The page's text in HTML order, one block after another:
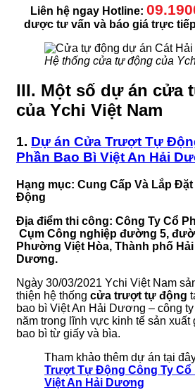
Liên hệ ngay Hotline:
dược tư vấn và báo giá trực
Hệ thống cửa tự động của
III. Một số dự án cửa
của Ychi Việt Nam
1. Dự án Cửa Trượt Tự
Phần Bao Bì Việt An Hải
Hạng mục: Cung Cấp Và Lắp Đặt
Động
Địa điểm thi công: Công Ty Cổ
Cụm Công nghiệp đường 5,
Phường Việt Hòa, Thành phố
Dương.
Ngày 30/03/2021 Ychi Việt Nam
thiện hệ thống cửa trượt tự động
bao bì Việt An Hải Dương – công
năm trong lĩnh vực kinh tế sản xuất
bao bì từ giấy và bìa.
Tham khảo thêm dự án tại
Trượt Tự Động Công Ty Cổ
Việt An Hải Dương